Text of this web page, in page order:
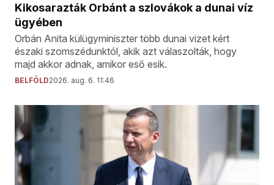
Kikosarazták Orbánt a szlovákok a dunai víz
ügyében
Orbán Anita külügyminiszter több dunai vizet kért
északi szomszédunktól, akik azt válaszolták, hogy
majd akkor adnak, amikor eső esik.
BELFÖLD2026. aug. 6. 11:46